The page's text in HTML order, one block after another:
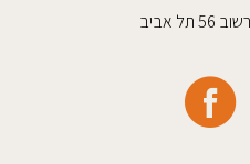
אביב